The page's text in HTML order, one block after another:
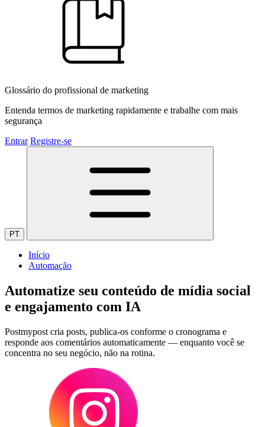
Glossário do profissional de marketing
Entenda termos de marketing rapidamente e trabalhe com mais
segurança
Entrar Registre-se
PT
Início
Automação
Automatize seu conteúdo de mídia social
e engajamento com IA
Postmypost cria posts, publica-os conforme o cronograma e
responde aos comentários automaticamente — enquanto você se
concentra no seu negócio, não na rotina.